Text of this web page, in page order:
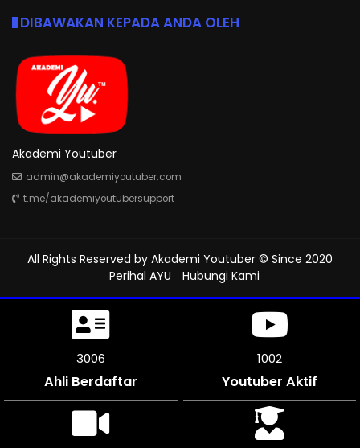
DIBAWAKAN KEPADA ANDA OLEH
Akademi Youtuber
admin@akademiyoutuber.com
t.me/akademiyoutubersupport
All Rights Reserved by Akademi Youtuber © Since 2020
Perihal AYU
Hubungi Kami
3480
Ahli Berdaftar
1160
Youtuber Aktif